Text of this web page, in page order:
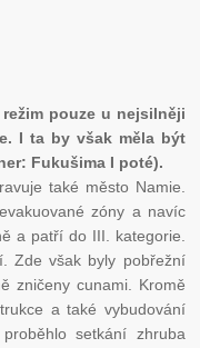
pouze u nejsilněji
I ta by však měla být
Fukušima I poté).
také město Namie.
zóny a navíc
a patří do III. kategorie.
Zde však byly pobřežní
zničeny cunami. Kromě
a také vybudování
setkání zhruba